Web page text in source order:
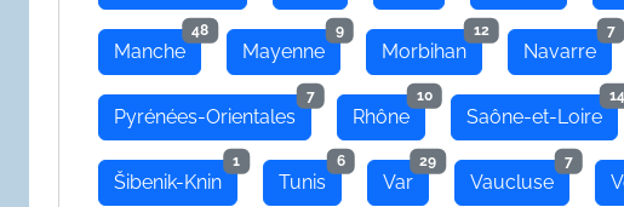
Manche
48
Mayenne
9
Morbihan
12
Navarre
7
Pyrénées-Orientales
7
Rhône
10
Saône-et-Loire
14
Šibenik-Knin
1
Tunis
6
Var
29
Vaucluse
7